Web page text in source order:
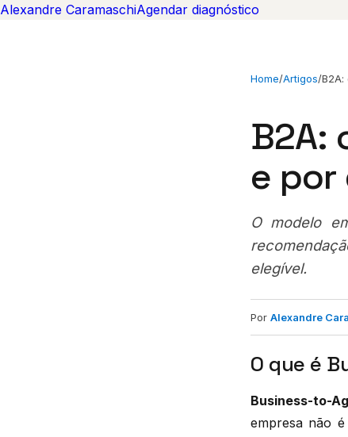
Alexandre CaramaschiAgendar diagnóstico
Home/Artigos/
B2A:
e por
O modelo
elegível.
Por Alexandre
O que é
Business-to-
empresa não